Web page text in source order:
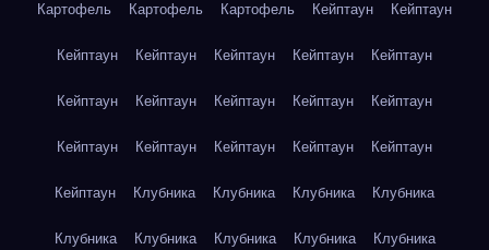
Картофель Картофель Картофель Кейптаун Кейптаун
Кейптаун Кейптаун Кейптаун Кейптаун Кейптаун
Кейптаун Кейптаун Кейптаун Кейптаун Кейптаун
Кейптаун Кейптаун Кейптаун Кейптаун Кейптаун
Кейптаун Клубника Клубника Клубника Клубника
Клубника Клубника Клубника Клубника Клубника